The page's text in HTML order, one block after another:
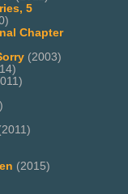
5
Chapter
(2003)
(2015)